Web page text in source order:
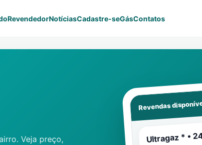
RevendedorNotíciasCadastre-seGásContatos
Veja preço,
Revendas
Ultragaz * •